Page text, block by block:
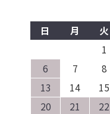
日
月 火
1
6
7 8
13
14 15
20
21 22